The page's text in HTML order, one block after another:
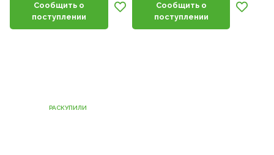
Сообщить о
поступлении
Сообщить о
поступлении
РАСКУПИЛИ